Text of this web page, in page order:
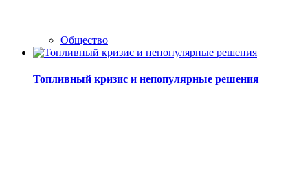
Общество
Топливный кризис и непопулярные решения